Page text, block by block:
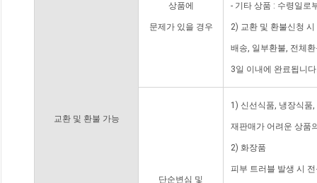
교환 및 환불 가능
상품에
문제가 있을 경우
- 기타 상품 : 수령일로
2) 교환 및 환불신청
배송, 일부환불, 전체
3일 이내에 완료됩니
단순변심 및
1) 신선식품, 냉장식품
재판매가 어려운 상품
2) 화장품
피부 트러블 발생 시